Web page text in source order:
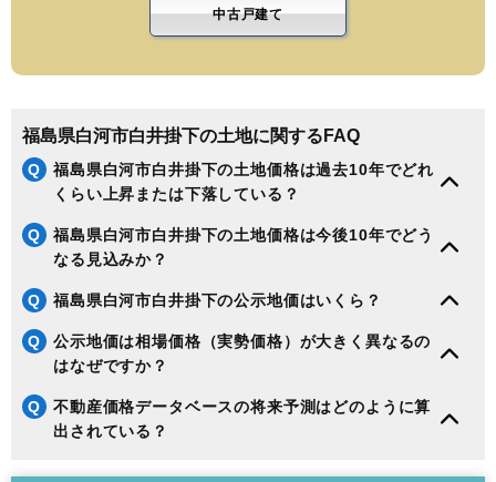
中古戸建て
福島県白河市白井掛下の土地に関するFAQ
Q
福島県白河市白井掛下の土地価格は過去10年でどれ
くらい上昇または下落している？
Q
福島県白河市白井掛下の土地価格は今後10年でどう
なる見込みか？
Q 福島県白河市白井掛下の公示地価はいくら？
Q
公示地価は相場価格（実勢価格）が大きく異なるの
はなぜですか？
Q
不動産価格データベースの将来予測はどのように算
出されている？